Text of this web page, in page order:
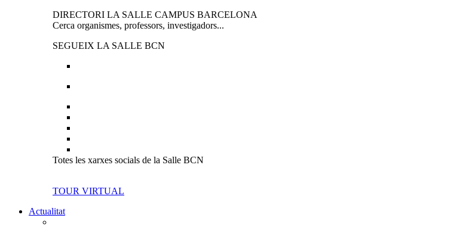
DIRECTORI LA SALLE CAMPUS BARCELONA
Cerca organismes, professors, investigadors...
SEGUEIX LA SALLE BCN
Totes les xarxes socials de la Salle BCN
TOUR VIRTUAL
Actualitat